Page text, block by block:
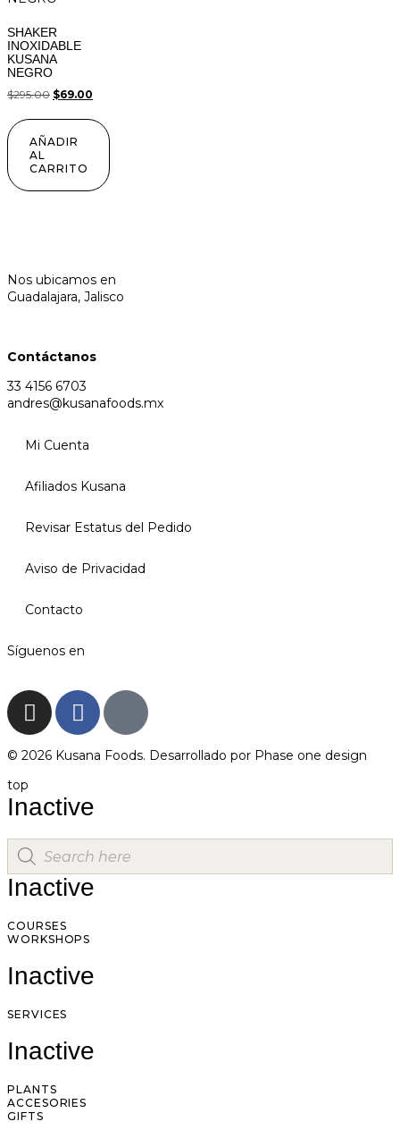
SHAKER
INOXIDABLE
KUSANA
NEGRO
$295.00 $69.00
AÑADIR
AL
CARRITO
Nos ubicamos en
Guadalajara, Jalisco
Contáctanos
33 4156 6703
andres@kusanafoods.mx
Mi Cuenta
Afiliados Kusana
Revisar Estatus del Pedido
Aviso de Privacidad
Contacto
Síguenos en
© 2026 Kusana Foods. Desarrollado por Phase one design
top
Inactive
Inactive
COURSES
WORKSHOPS
Inactive
SERVICES
Inactive
PLANTS
ACCESORIES
GIFTS